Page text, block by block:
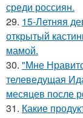
среди россиян.
29. 15-Летняя
открытый
мамой.
30. "Мне
телеведущая
месяцев после
31. Какие